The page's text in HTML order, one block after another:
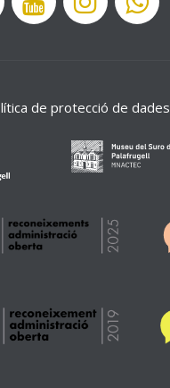
de protecció de dades